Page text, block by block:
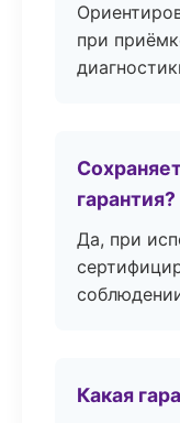
при
гарантия?
Да, при
Какая